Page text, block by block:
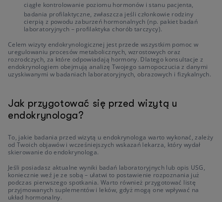
ciągłe kontrolowanie poziomu hormonów i stanu pacjenta,
badania profilaktyczne, zwłaszcza jeśli członkowie rodziny
cierpią z powodu zaburzeń hormonalnych (np. pakiet badań
laboratoryjnych – profilaktyka chorób tarczycy).
Celem wizyty endokrynologicznej jest przede wszystkim pomoc w
uregulowaniu procesów metabolicznych, wzrostowych oraz
rozrodczych, za które odpowiadają hormony. Dlatego konsultacje z
endokrynologiem obejmują analizę Twojego samopoczucia z danymi
uzyskiwanymi w badaniach laboratoryjnych, obrazowych i fizykalnych.
Jak przygotować się przed wizytą u
endokrynologa?
To, jakie badania przed wizytą u endokrynologa warto wykonać, zależy
od Twoich objawów i wcześniejszych wskazań lekarza, który wydał
skierowanie do endokrynologa.
Jeśli posiadasz aktualne wyniki badań laboratoryjnych lub opis USG,
koniecznie weź je ze sobą – ułatwi to postawienie rozpoznania już
podczas pierwszego spotkania. Warto również przygotować listę
przyjmowanych suplementów i leków, gdyż mogą one wpływać na
układ hormonalny.